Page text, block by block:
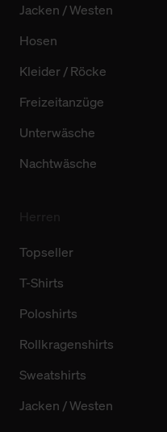
Jacken / Westen
Hosen
Kleider / Röcke
Freizeitanzüge
Unterwäsche
Nachtwäsche
Topseller
T-Shirts
Poloshirts
Rollkragenshirts
Sweatshirts
Jacken / Westen